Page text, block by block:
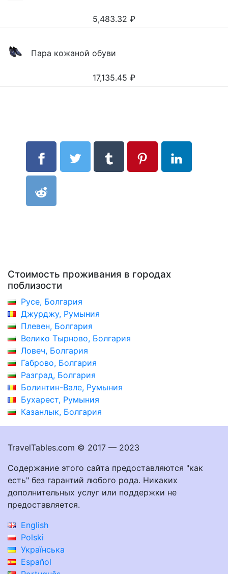
5,483.32 ₽
Пара кожаной обуви
17,135.45 ₽
Стоимость проживания в городах
поблизости
Русе, Болгария
Джурджу, Румыния
Плевен, Болгария
Велико Тырново, Болгария
Ловеч, Болгария
Габрово, Болгария
Разград, Болгария
Болинтин-Вале, Румыния
Бухарест, Румыния
Казанлык, Болгария
TravelTables.com © 2017 — 2023
Содержание этого сайта предоставляются "как
есть" без гарантий любого рода. Никаких
дополнительных услуг или поддержки не
предоставляется.
English
Polski
Українська
Español